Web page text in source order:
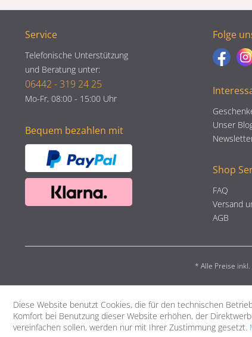
Service
Telefonische Unterstützung
und Beratung unter:
06442 - 319 24 25
Mo-Fr, 08:00 - 15:00 Uhr
Bequem bezahlen mit
Folge
Unser
Shop
FAQ
Versand
AGB
* Alle Preise
Diese Website benutzt Cookies, die für den technischen
Komfort bei Benutzung dieser Website erhöhen, der
vereinfachen sollen, werden nur mit Ihrer Zustimmung gesetzt.